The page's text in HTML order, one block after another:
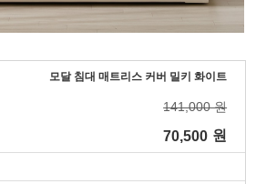
모달 침대 매트리스 커버 밀키 화이트
141,000 원
70,500 원